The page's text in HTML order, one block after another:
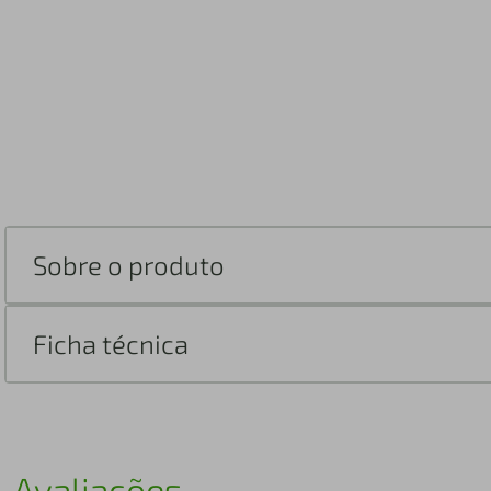
Sobre o produto
Ficha técnica